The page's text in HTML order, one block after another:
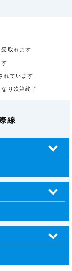
受取れます
す
れています
り次第終了
線